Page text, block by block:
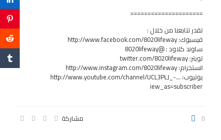
=====================
تقدر تتابعنا من خلال :
فيسبوك:http://www.facebook.com/8020lifeway
ساوند كلاود : @8020lifeway
تويتر: twitter.com/8020lifeway
انستجرام:http://www.instagram.com/8020lifeway
يوتيوب: http://www.youtube.com/channel/UCL3PLJ_-…
iew_as=subscriber
مشاركة 0